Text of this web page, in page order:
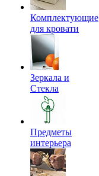
Комплектующие
для кровати
Зеркала и
Стекла
Предметы
интерьера